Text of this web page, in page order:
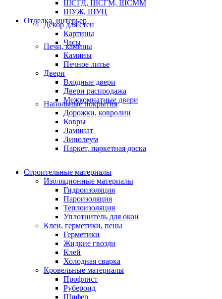
ШСГД, ШСГМ, ШСММ
ШУЖ, ШУЦ
Отделка, интерьер
Декор для стен
Картины
Часы
Печи, камины
Камины
Печное литье
Двери
Входные двери
Двери распродажа
Межкомнатные двери
Напольные покрытия
Дорожки, ковролин
Ковры
Ламинат
Линолеум
Паркет, паркетная доска
Строительные материалы
Изоляционные материалы
Гидроизоляция
Пароизоляция
Теплоизоляция
Уплотнитель для окон
Клеи, герметики, пены
Герметики
Жидкие гвозди
Клей
Холодная сварка
Кровельные материалы
Профлист
Рубероид
Шифер